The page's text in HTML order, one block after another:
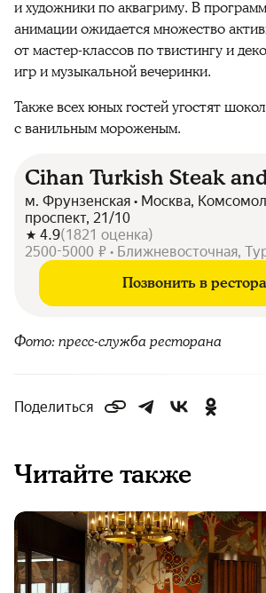
и художники по аквагриму. В
анимации ожидается множество
от мастер-классов по твистингу и
игр и музыкальной вечеринки.
Также всех юных гостей угостят
с ванильным мороженым.
Cihan Turkish Steak
м. Фрунзенская • Москва,
проспект, 21/10
4.9(1821 оценка)
2500-5000 ₽ • Ближневосточная,
Позвонить в
Фото: пресс-служба ресторана
Поделиться
Читайте также